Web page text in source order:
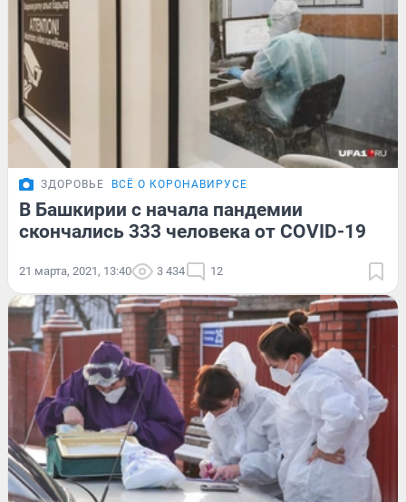
ЗДОРОВЬЕ ВСЁ О КОРОНАВИРУСЕ
В Башкирии с начала пандемии
скончались 333 человека от COVID-19
21 марта, 2021, 13:40 3 434 12